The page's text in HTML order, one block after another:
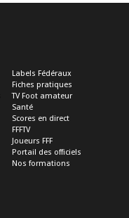
Labels Fédéraux
Fiches pratiques
TV Foot amateur
Santé
Scores en direct
FFFTV
Joueurs FFF
Portail des officiels
Nos formations